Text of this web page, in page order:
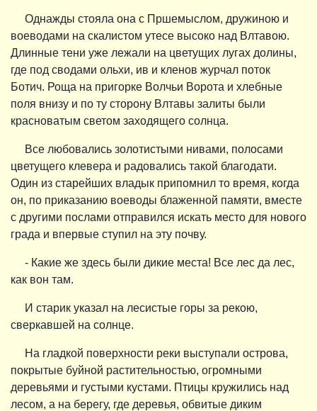
Однажды стояла она с Пршемыслом, дружиною и
воеводами на скалистом утесе высоко над Влтавою.
Длинные тени уже лежали на цветущих лугах долины,
где под сводами ольхи, ив и кленов журчал поток
Ботич. Роща на пригорке Волчьи Ворота и хлебные
поля внизу и по ту сторону Влтавы залиты были
красноватым светом заходящего солнца.
Все любовались золотистыми нивами, полосами
цветущего клевера и радовались такой благодати.
Один из старейших владык припомнил то время, когда
он, по приказанию воеводы блаженной памяти, вместе
с другими послами отправился искать место для нового
града и впервые ступил на эту почву.
- Какие же здесь были дикие места! Все лес да лес,
как вон там.
И старик указал на лесистые горы за рекою,
сверкавшей на солнце.
На гладкой поверхности реки выступали острова,
покрытые буйной растительностью, огромными
деревьями и густыми кустами. Птицы кружились над
лесом, а на берегу, где деревья, обвитые диким